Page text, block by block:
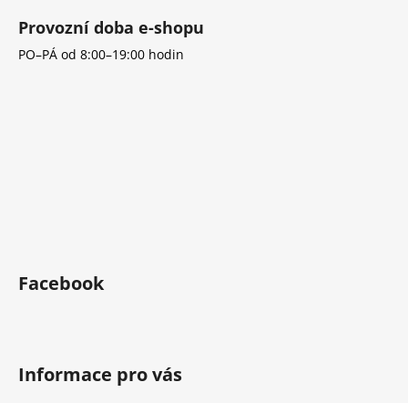
Provozní doba e-shopu
PO–PÁ od 8:00–19:00 hodin
Facebook
Informace pro vás